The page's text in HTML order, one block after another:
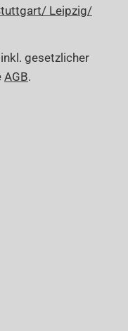
Leipzig/
gesetzlicher
AGB.